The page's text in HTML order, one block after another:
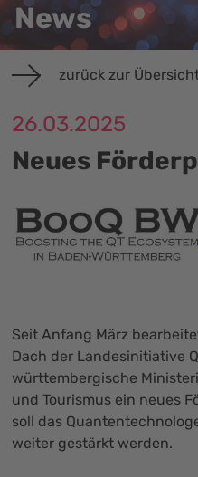
News
zurück zur
26.03.2025
Neues
Seit Anfang März
Dach der Landesinitiative
württembergische
und Tourismus ein neues
soll das
weiter gestärkt werden.